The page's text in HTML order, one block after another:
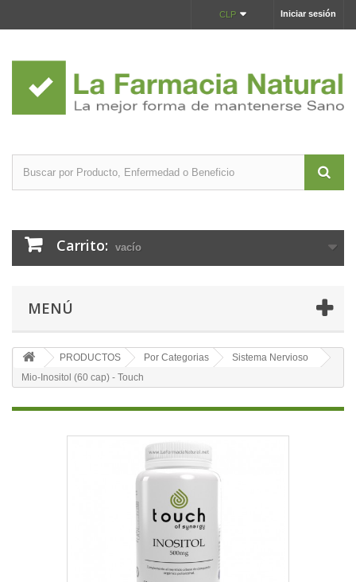
Iniciar sesión
CLP
Carrito: vacío
MENÚ
PRODUCTOS Por Categorias
Sistema Nervioso
Mio-Inositol (60 cap) - Touch